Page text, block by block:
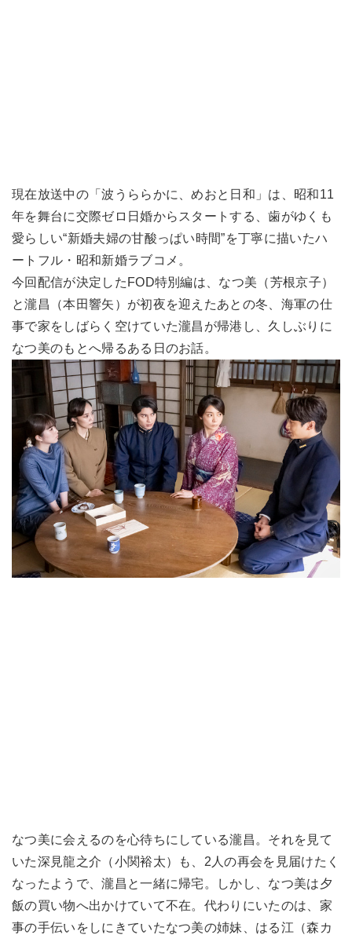
現在放送中の「波うららかに、めおと日和」は、昭和11
年を舞台に交際ゼロ日婚からスタートする、歯がゆくも
愛らしい“新婚夫婦の甘酸っぱい時間”を丁寧に描いたハ
ートフル・昭和新婚ラブコメ。
今回配信が決定したFOD特別編は、なつ美（芳根京子）
と瀧昌（本田響矢）が初夜を迎えたあとの冬、海軍の仕
事で家をしばらく空けていた瀧昌が帰港し、久しぶりに
なつ美のもとへ帰るある日のお話。
なつ美に会えるのを心待ちにしている瀧昌。それを見て
いた深見龍之介（小関裕太）も、2人の再会を見届けたく
なったようで、瀧昌と一緒に帰宅。しかし、なつ美は夕
飯の買い物へ出かけていて不在。代わりにいたのは、家
事の手伝いをしにきていたなつ美の姉妹、はる江（森カ